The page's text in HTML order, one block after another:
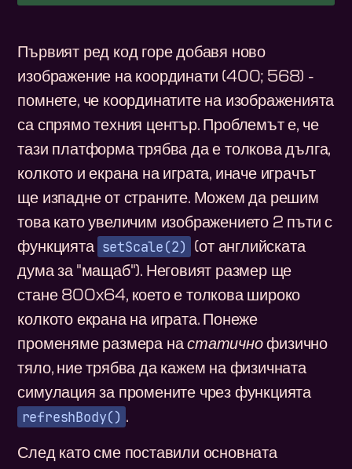
Първият ред код горе добавя ново
изображение на координати (400; 568) -
помнете, че координатите на изображенията
са спрямо техния център. Проблемът е, че
тази платформа трябва да е толкова дълга,
колкото и екрана на играта, иначе играчът
ще изпадне от страните. Можем да решим
това като увеличим изображението 2 пъти с
функцията setScale(2)
(от английската
дума за "мащаб"). Неговият размер ще
стане 800x64, което е толкова широко
колкото екрана на играта. Понеже
променяме размера настатичнофизично
тяло, ние трябва да кажем на физичната
симулация за промените чрез функцията
refreshBody() .
След като сме поставили основната